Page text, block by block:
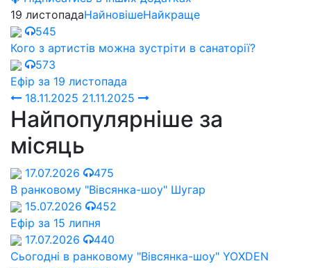
19 листопадаНайновішеНайкраще
545
Кого з артистів можна зустріти в санаторії?
573
Ефір за 19 листопада
18.11.2025 21.11.2025
Найпопулярніше за
місяць
17.07.2026
475
В ранковому "Вівсянка-шоу" Шугар
15.07.2026
452
Ефір за 15 липня
17.07.2026
440
Сьогодні в ранковому "Вівсянка-шоу" YOXDEN